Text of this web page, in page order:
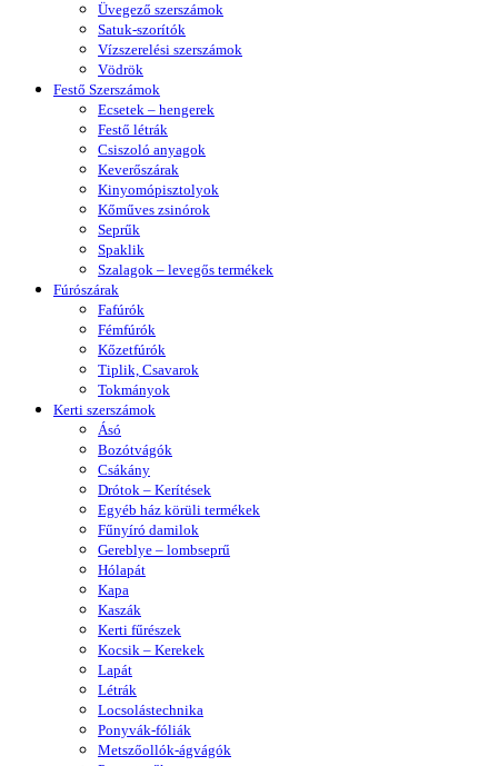
Üvegező szerszámok
Satuk-szorítók
Vízszerelési szerszámok
Vödrök
Festő Szerszámok
Ecsetek – hengerek
Festő létrák
Csiszoló anyagok
Keverőszárak
Kinyomópisztolyok
Kőműves zsinórok
Seprűk
Spaklik
Szalagok – levegős termékek
Fúrószárak
Fafúrók
Fémfúrók
Kőzetfúrók
Tiplik, Csavarok
Tokmányok
Kerti szerszámok
Ásó
Bozótvágók
Csákány
Drótok – Kerítések
Egyéb ház körüli termékek
Fűnyíró damilok
Gereblye – lombseprű
Hólapát
Kapa
Kaszák
Kerti fűrészek
Kocsik – Kerekek
Lapát
Létrák
Locsolástechnika
Ponyvák-fóliák
Metszőollók-ágvágók